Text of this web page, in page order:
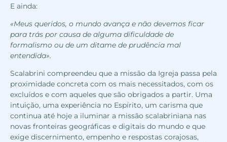
E ainda:
«Meus queridos, o mundo avança e não devemos ficar
para trás por causa de alguma dificuldade de
formalismo ou de um ditame de prudência mal
entendida».
Scalabrini compreendeu que a missão da Igreja passa pela
proximidade concreta com os mais necessitados, com os
excluídos e com aqueles que são obrigados a partir. Uma
intuição, uma experiência no Espírito, um carisma que
continua até hoje a iluminar a missão scalabriniana nas
novas fronteiras geográficas e digitais do mundo e que
exige discernimento, empenho e respostas corajosas,